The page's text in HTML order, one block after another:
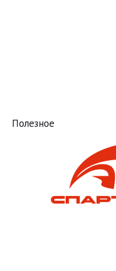
Полезное